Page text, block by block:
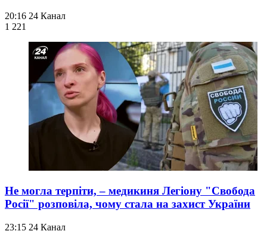
20:16 24 Канал
1 221
Не могла терпіти, – медикиня Легіону "Свобода
Росії" розповіла, чому стала на захист України
23:15 24 Канал